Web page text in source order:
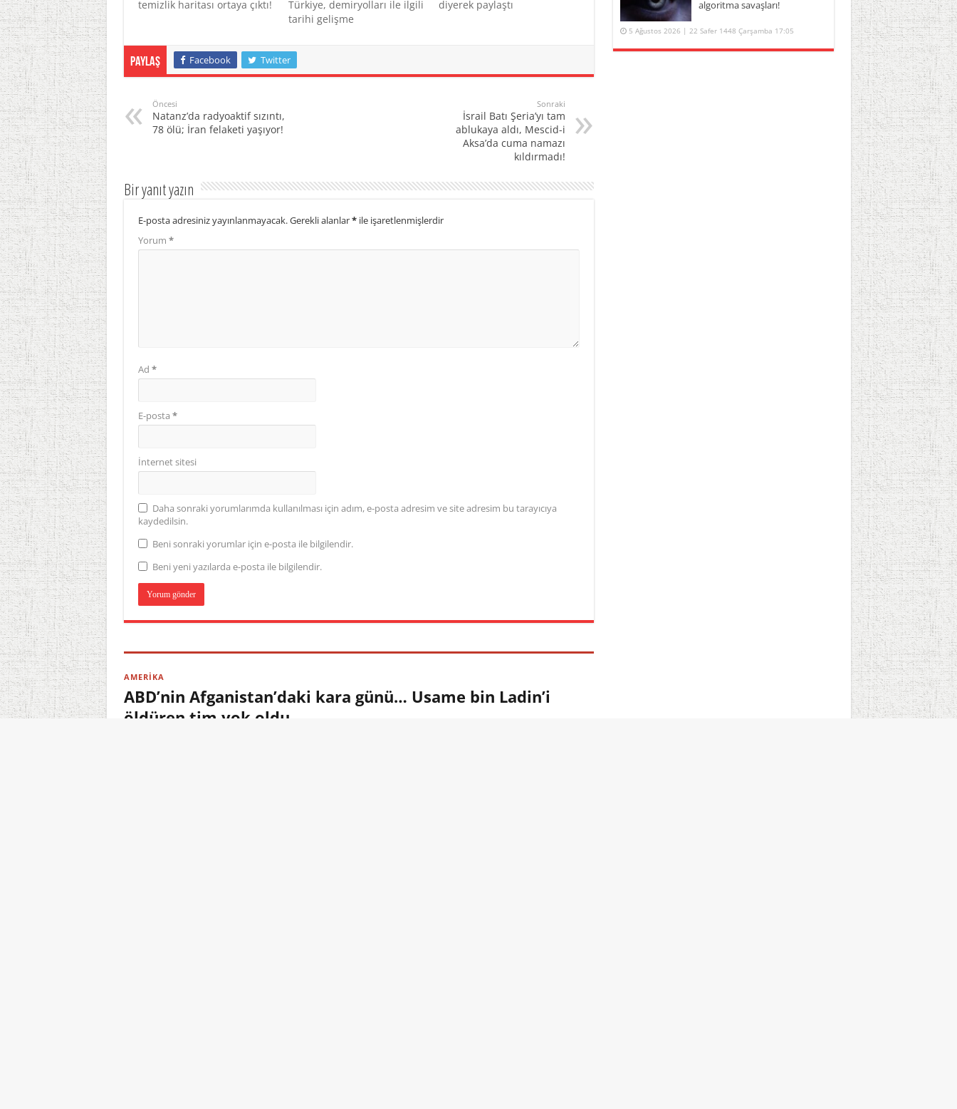
temizlik haritası ortaya çıktı!
Türkiye, demiryolları ile ilgili
tarihi gelişme
diyerek paylaştı
Paylaş Facebook Twitter
Öncesi
Natanz’da radyoaktif sızıntı,
78 ölü; İran felaketi yaşıyor!
Sonraki
İsrail Batı Şeria’yı tam
ablukaya aldı, Mescid-i
Aksa’da cuma namazı
kıldırmadı!
Bir yanıt yazın
E-posta adresiniz yayınlanmayacak.Gerekli alanlar*ile işaretlenmişlerdir
Yorum *
Ad *
E-posta *
İnternet sitesi
Daha sonraki yorumlarımda kullanılması için adım, e-posta adresim ve site adresim bu tarayıcıya
kaydedilsin.
Beni sonraki yorumlar için e-posta ile bilgilendir.
Beni yeni yazılarda e-posta ile bilgilendir.
AMERİKA
ABD’nin Afganistan’daki kara günü… Usame bin Ladin’i
öldüren tim yok oldu
algoritma savaşları!
5 Ağustos 2026 | 22 Safer 1448 Çarşamba 17:05